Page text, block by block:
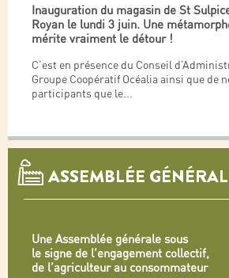
Inauguration du magasin de St
Royan le lundi 3 juin. Une
mérite vraiment le détour !
C’est en présence du Conseil
Groupe Coopératif Océalia ainsi que de
participants que le...
ASSEMBLÉE
Une Assemblée générale sous
le signe de l’engagement collectif,
de l’agriculteur au consommateur